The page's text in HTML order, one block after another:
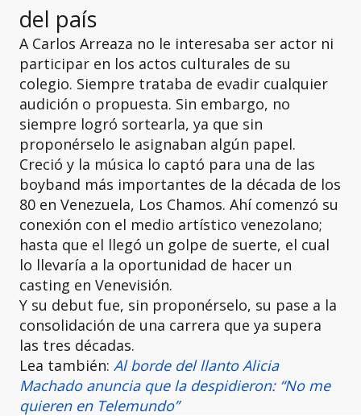
del país
A Carlos Arreaza no le interesaba ser actor ni
participar en los actos culturales de su
colegio. Siempre trataba de evadir cualquier
audición o propuesta. Sin embargo, no
siempre logró sortearla, ya que sin
proponérselo le asignaban algún papel.
Creció y la música lo captó para una de las
boyband más importantes de la década de los
80 en Venezuela, Los Chamos. Ahí comenzó su
conexión con el medio artístico venezolano;
hasta que el llegó un golpe de suerte, el cual
lo llevaría a la oportunidad de hacer un
casting en Venevisión.
Y su debut fue, sin proponérselo, su pase a la
consolidación de una carrera que ya supera
las tres décadas.
Lea también: Al borde del llanto Alicia
Machado anuncia que la despidieron: “No me
quieren en Telemundo”